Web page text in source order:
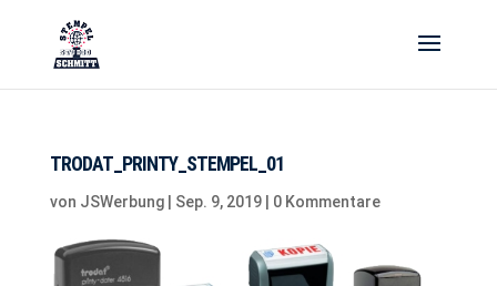
TRODAT_PRINTY_STEMPEL_01
von JSWerbung| Sep. 9, 2019| 0 Kommentare